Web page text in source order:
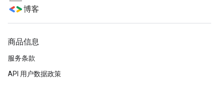
博客
商品信息
服务条款
API 用户数据政策